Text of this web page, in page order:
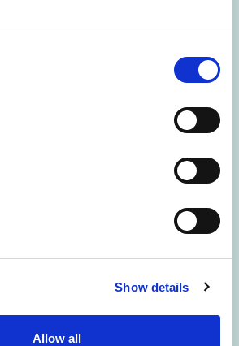
Show details
Allow all
e execução motora, que
em genes específicos